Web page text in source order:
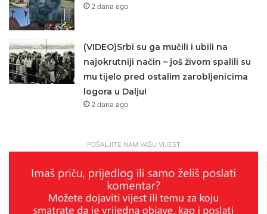
2 dana ago
(VIDEO)Srbi su ga mučili i ubili na
najokrutniji način – još živom spalili su
mu tijelo pred ostalim zarobljenicima
logora u Dalju!
2 dana ago
POŠALJITE NAM VAŠU VIJEST